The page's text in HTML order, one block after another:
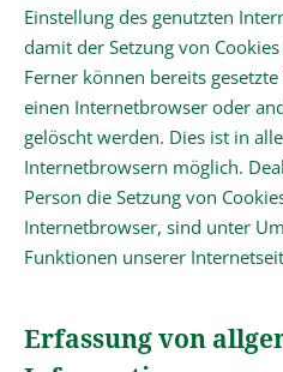
Einstellung des genutzten
damit der Setzung von
Ferner können bereits
einen Internetbrowser oder
gelöscht werden. Dies ist in
Internetbrowsern möglich.
Person die Setzung von
Internetbrowser, sind unter
Funktionen unserer
Erfassung von